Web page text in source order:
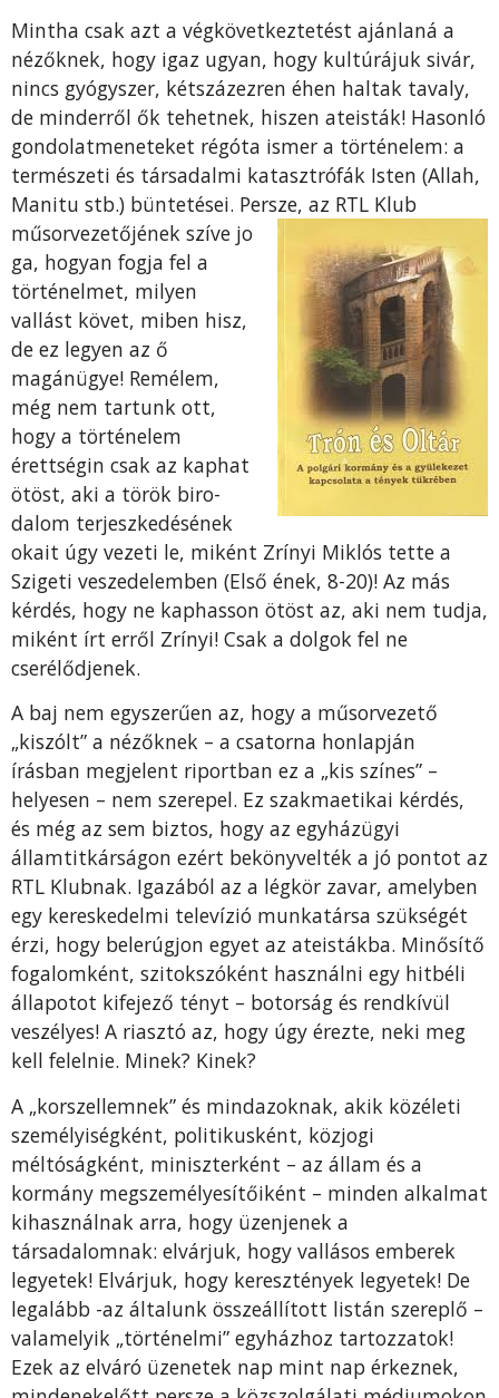
Mintha csak azt a végkö­vetkeztetést ajánlaná a
nézők­nek, hogy igaz ugyan, hogy kultú­rájuk sivár,
nincs gyógyszer, két­százezren éhen haltak tavaly,
de minderről ők tehetnek, hiszen ateisták! Hasonló
gondolatmene­teket régóta ismer a történelem: a
természeti és társadalmi kataszt­rófák Isten (Allah,
Manitu stb.) büntetései. Persze, az RTL Klub
műsorvezetőjének szíve jo
ga, hogyan fogja fel a
történelmet, mi­lyen
vallást követ, miben hisz,
de ez legyen az ő
magánügye! Re­mélem,
még nem tartunk ott,
hogy a történelem
érettségin csak az kaphat
ötöst, aki a török biro­
dalom terjeszkedésének
okait úgy vezeti le, miként Zrínyi Mik­lós tette a
Szigeti veszedelemben (Első ének, 8-20)! Az más
kér­dés, hogy ne kaphasson ötöst az, aki nem tudja,
miként írt erről Zrínyi! Csak a dolgok fel ne
cserélődjenek.
A baj nem egyszerűen az, hogy a műsorvezető
„kiszólt” a nézőknek – a csatorna honlapján
írásban megjelent riportban ez a „kis színes” –
helyesen – nem sze­repel. Ez szakmaetikai kérdés,
és még az sem biztos, hogy az egy­házügyi
államtitkárságon ezért bekönyvelték a jó pontot az
RTL Klubnak. Igazából az a légkör za­var, amelyben
egy kereskedelmi televízió munkatársa szükségét
érzi, hogy belerúgjon egyet az ateistákba. Minősítő
fogalom­ként, szitokszóként használni egy hitbéli
állapotot kifejező tényt – botorság és rendkívül
veszélyes! A riasztó az, hogy úgy érezte, ne­ki meg
kell felelnie. Minek? Kinek?
A „korszellemnek” és mindazoknak, akik közéleti
személyiségként, politikusként, közjogi
méltóságként, miniszterként – az állam és a
kormány megszemélyesítőiként – minden alkalmat
kihasználnak arra, hogy üzenjenek a
társadalomnak: el­várjuk, hogy vallásos emberek
legyetek! Elvárjuk, hogy keresztények legyetek! De
legalább -az általunk összeállított listán szereplő –
valamelyik „történel­mi” egyházhoz tartozzatok!
Ezek az elváró üzenetek nap mint nap érkeznek,